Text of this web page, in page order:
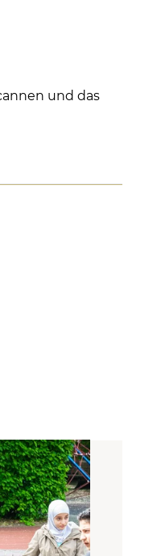
und das